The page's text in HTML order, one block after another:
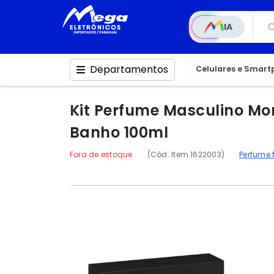
IA
Departamentos Celulares e
Kit Perfume Masculino
Banho 100ml
Fora de estoque (Cód. Item 1622003) Perfume